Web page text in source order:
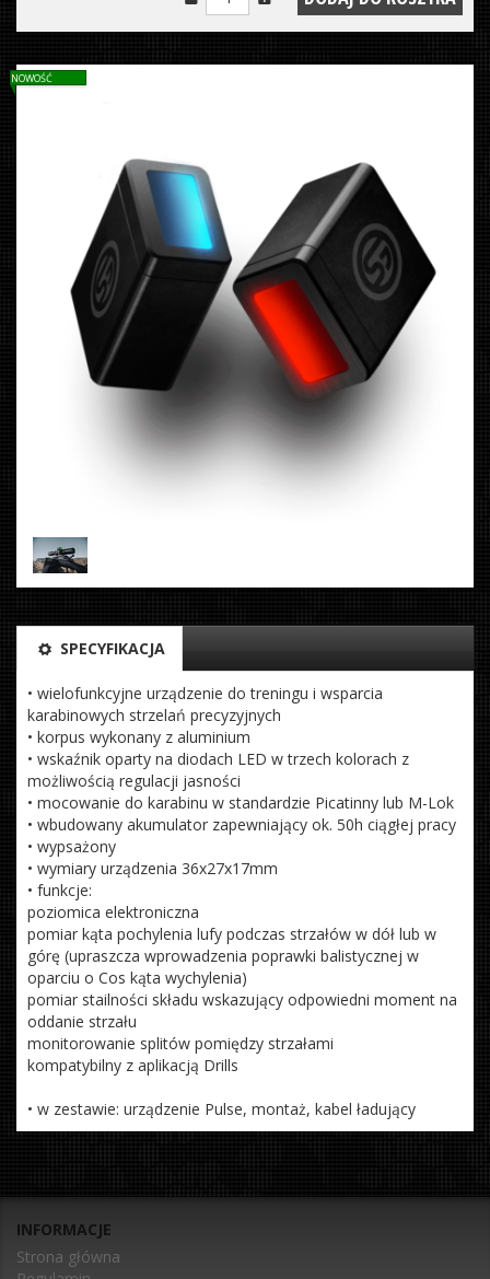
NOWOŚĆ
SPECYFIKACJA
• wielofunkcyjne urządzenie do treningu i wsparcia
karabinowych strzelań precyzyjnych
• korpus wykonany z aluminium
• wskaźnik oparty na diodach LED w trzech kolorach z
możliwością regulacji jasności
• mocowanie do karabinu w standardzie Picatinny lub M-Lok
• wbudowany akumulator zapewniający ok. 50h ciągłej pracy
• wypsażony
• wymiary urządzenia 36x27x17mm
• funkcje:
poziomica elektroniczna
pomiar kąta pochylenia lufy podczas strzałów w dół lub w
górę (upraszcza wprowadzenia poprawki balistycznej w
oparciu o Cos kąta wychylenia)
pomiar stailności składu wskazujący odpowiedni moment na
oddanie strzału
monitorowanie splitów pomiędzy strzałami
kompatybilny z aplikacją Drills
• w zestawie: urządzenie Pulse, montaż, kabel ładujący
INFORMACJE
Strona główna